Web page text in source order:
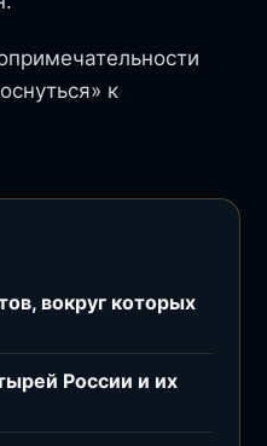
к
вокруг которых
России и их